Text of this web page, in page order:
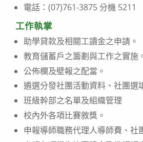
電話：(07)761-3875 分機 5211
工作執掌
助學貸款及相關工讀金之申請。
教育儲蓄戶之籌劃與工作之實施
公佈欄及壁報之配當。
遴選分發社團活動資料、社團選
班級幹部之名單及組織管理
校內外各項比賽敘獎。
申報導師職務代理人導師費、社